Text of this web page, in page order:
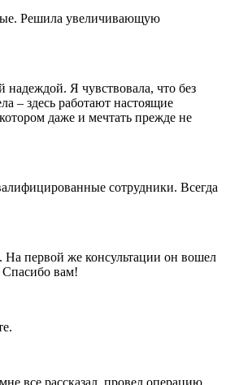
Решила увеличивающую
Я чувствовала, что без
– здесь работают настоящие
даже и мечтать прежде не
сотрудники. Всегда
На первой же консультации он вошел
Спасибо вам!
все рассказал, провел операцию